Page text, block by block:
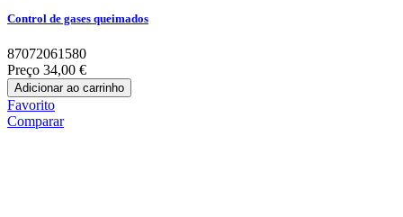
Control de gases queimados
87072061580
Preço 34,00 €
Adicionar ao carrinho
Favorito
Comparar